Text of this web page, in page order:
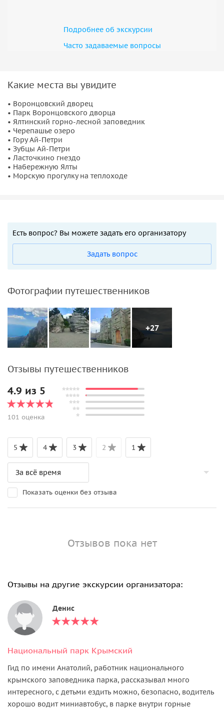
Завершится экскурсия прогулкой понабережной Ялты
берег Крыма выглядит особенно впечатляюще: отвесные
кто хочет за один день увидеть главные символы Крыма и
получить яркое впечатление от полуострова.
Подробнее об экскурсии
Часто задаваемые вопросы
Какие места вы увидите
• Воронцовский дворец
• Парк Воронцовского дворца
• Ялтинский горно-лесной заповедник
• Черепашье озеро
• Гору Ай-Петри
• Зубцы Ай-Петри
• Ласточкино гнездо
• Набережную Ялты
• Морскую прогулку на теплоходе
Есть вопрос? Вы можете задать его организатору
Задать вопрос
Фотографии путешественников
+27
Отзывы путешественников
4.9 из 5
101 оценка
5 4 3 2 1
Показать оценки без отзыва
Отзывов пока нет
Отзывы на другие экскурсии организатора:
Денис
Национальный парк Крымский
Гид по имени Анатолий, работник национального
крымского заповедника парка, рассказывал много
интересного, с детьми ездить можно, безопасно, водитель
хорошо водит миниавтобус, в парке внутри горные